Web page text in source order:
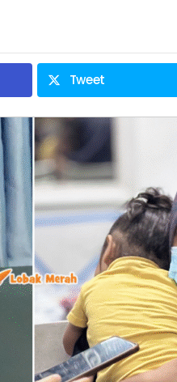
Tweet